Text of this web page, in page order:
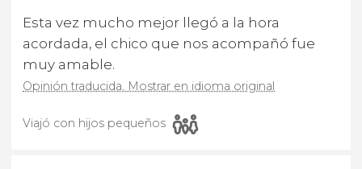
Esta vez mucho mejor llegó a la hora
acordada, el chico que nos acompañó fue
muy amable.
Opinión traducida. Mostrar en idioma original
Viajó con hijos pequeños